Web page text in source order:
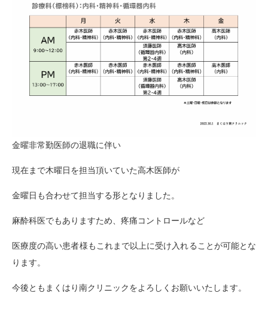
金曜非常勤医師の退職に伴い
現在まで木曜日を担当頂いていた高木医師が
金曜日も合わせて担当する形となりました。
麻酔科医でもありますため、疼痛コントロールなど
医療度の高い患者様もこれまで以上に受け入れることが可能とな
ります。
今後ともまくはり南クリニックをよろしくお願いいたします。